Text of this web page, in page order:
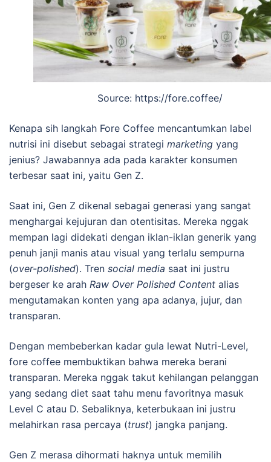
Source: https://fore.coffee/
Kenapa sih langkah Fore Coffee mencantumkan label
nutrisi ini disebut sebagai strategi marketing yang
jenius? Jawabannya ada pada karakter konsumen
terbesar saat ini, yaitu Gen Z.
Saat ini, Gen Z dikenal sebagai generasi yang sangat
menghargai kejujuran dan otentisitas. Mereka nggak
mempan lagi didekati dengan iklan-iklan generik yang
penuh janji manis atau visual yang terlalu sempurna
(over-polished). Tren social media saat ini justru
bergeser ke arah Raw Over Polished Content alias
mengutamakan konten yang apa adanya, jujur, dan
transparan.
Dengan membeberkan kadar gula lewat Nutri-Level,
fore coffee membuktikan bahwa mereka berani
transparan. Mereka nggak takut kehilangan pelanggan
yang sedang diet saat tahu menu favoritnya masuk
Level C atau D. Sebaliknya, keterbukaan ini justru
melahirkan rasa percaya (trust) jangka panjang.
Gen Z merasa dihormati haknya untuk memilih